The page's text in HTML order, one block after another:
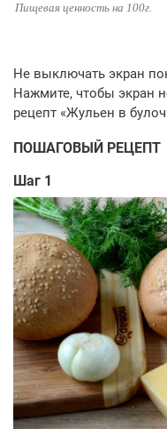
Пищевая ценность на 100г.
ПОШАГОВЫЙ РЕЦЕПТ
Шаг 1